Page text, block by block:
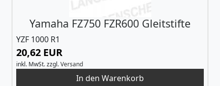
Yamaha FZ750 FZR600 Gleitstifte
YZF 1000 R1
20,62 EUR
inkl. MwSt.zzgl.Versand